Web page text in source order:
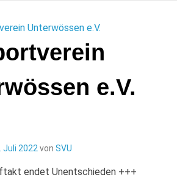
e.V.
Juli 2022 von SVU
endet Unentschieden +++